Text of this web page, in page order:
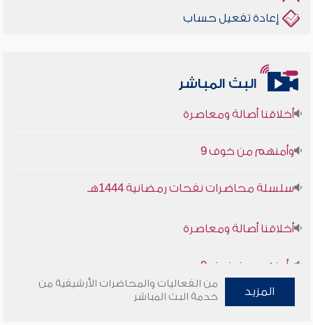
إعادة تفعيل حساب
البث المباشر
أخلاقنا أصالة ومعاصرة
سلسلة محاضرات نفحات رمضانية 1444هـ
المزيد
من الفعاليات والمحاضرات الأرشيفية من
خدمة البث المباشر